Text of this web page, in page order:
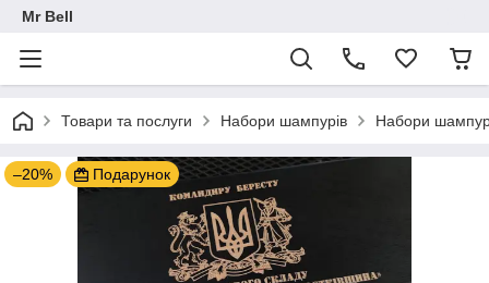
Mr Bell
Товари та послуги Набори шампурів Набори
–20% Подарунок